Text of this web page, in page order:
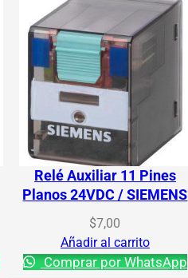
Relé Auxiliar 11 Pines
Planos 24VDC / SIEMENS
$7,00
Añadir al carrito
Comprar por WhatsApp